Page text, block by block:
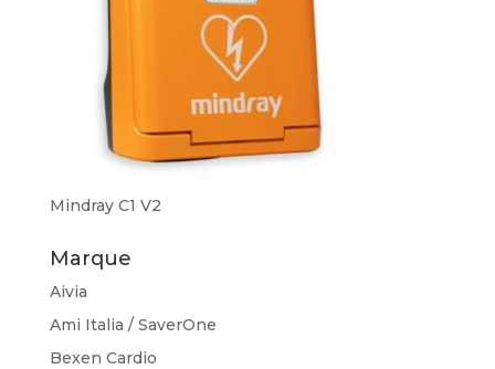
Mindray C1 V2
Marque
Aivia
Ami Italia / SaverOne
Bexen Cardio